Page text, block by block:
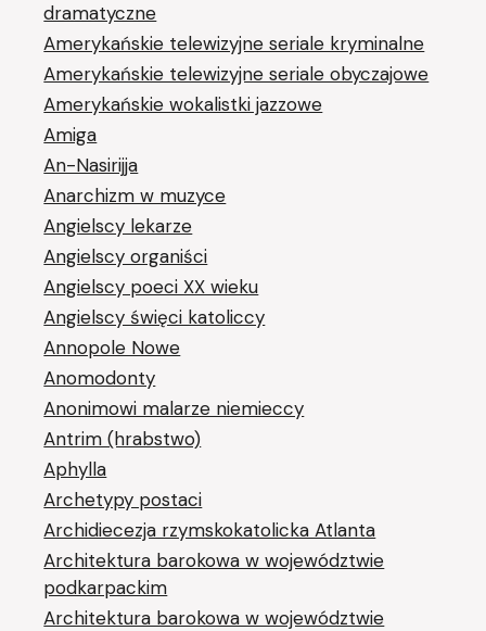
dramatyczne
Amerykańskie telewizyjne seriale kryminalne
Amerykańskie telewizyjne seriale obyczajowe
Amerykańskie wokalistki jazzowe
Amiga
An-Nasirijja
Anarchizm w muzyce
Angielscy lekarze
Angielscy organiści
Angielscy poeci XX wieku
Angielscy święci katoliccy
Annopole Nowe
Anomodonty
Anonimowi malarze niemieccy
Antrim (hrabstwo)
Aphylla
Archetypy postaci
Archidiecezja rzymskokatolicka Atlanta
Architektura barokowa w województwie
podkarpackim
Architektura barokowa w województwie